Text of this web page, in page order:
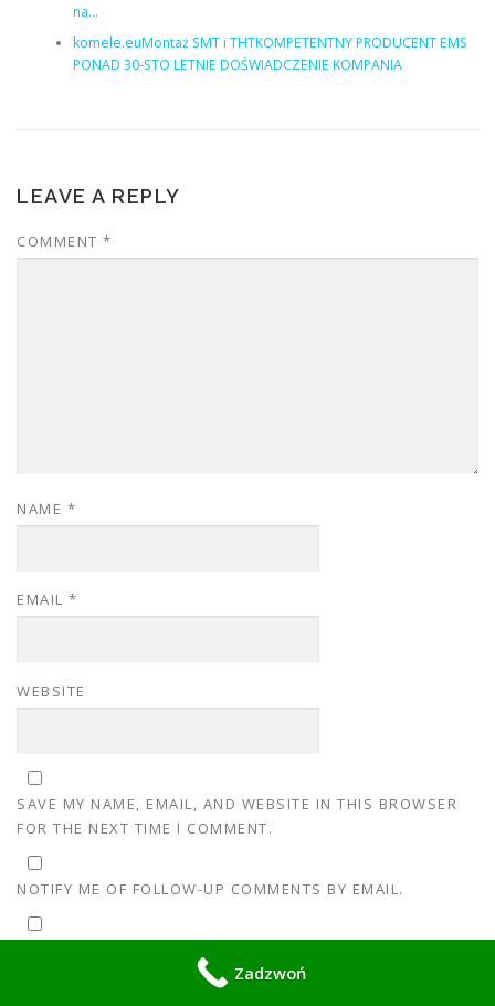
na…
komele.euMontaż SMT i THTKOMPETENTNY PRODUCENT EMS
PONAD 30-STO LETNIE DOŚWIADCZENIE KOMPANIA
LEAVE A REPLY
COMMENT *
NAME *
EMAIL *
WEBSITE
SAVE MY NAME, EMAIL, AND WEBSITE IN THIS BROWSER
FOR THE NEXT TIME I COMMENT.
NOTIFY ME OF FOLLOW-UP COMMENTS BY EMAIL.
Zadzwoń